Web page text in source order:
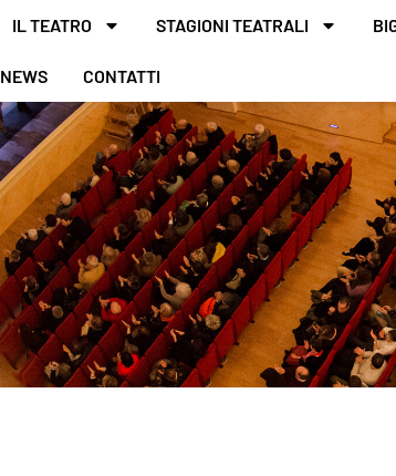
IL TEATRO STAGIONI TEATRALI
NEWS CONTATTI